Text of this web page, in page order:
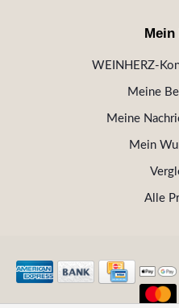
Mein
WEINHERZ-
Meine
Meine
Mein
Alle